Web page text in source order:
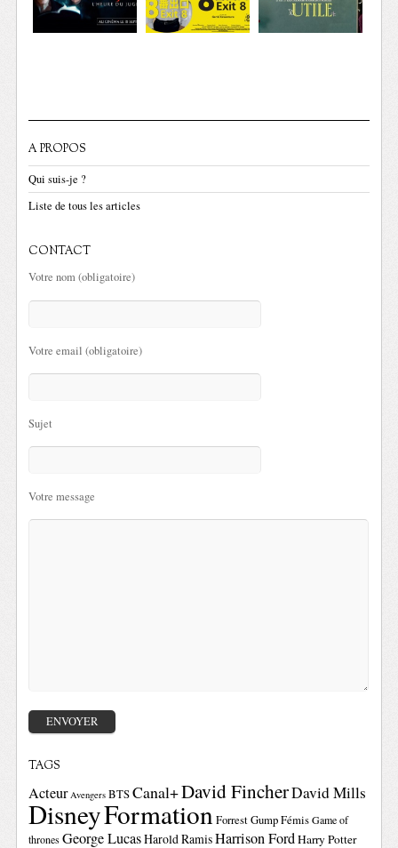
A PROPOS
Qui suis-je ?
Liste de tous les articles
CONTACT
Votre nom (obligatoire)
Votre email (obligatoire)
Sujet
Votre message
TAGS
Acteur Avengers BTSCanal+David FincherDavid Mills
DisneyFormationForrest GumpFémis Game of
thrones George LucasHarold RamisHarrison FordHarry Potter